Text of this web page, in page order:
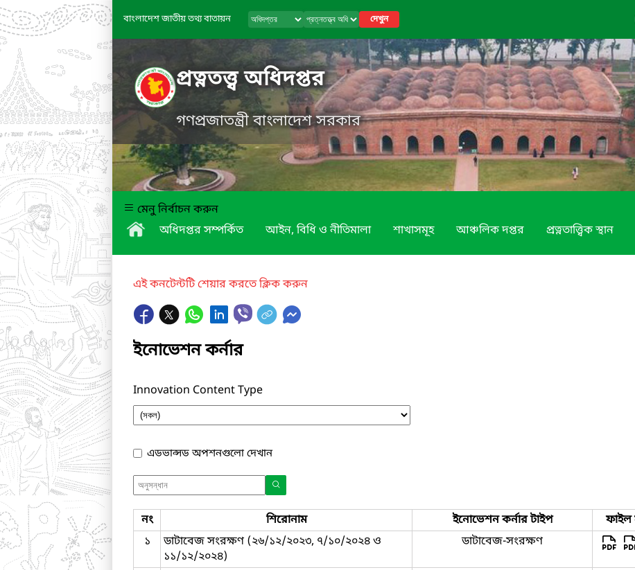
বাংলাদেশ জাতীয় তথ্য বাতায়ন দেখুন
প্রত্নতত্ত্ব অধিদপ্তর
গণপ্রজাতন্ত্রী বাংলাদেশ সরকার
মেনু নির্বাচন করুন
অধিদপ্তর সম্পর্কিত
আইন, বিধি ও নীতিমালা শাখাসমূহ আঞ্চলিক দপ্তর প্রত্নতাত্ত্বিক স্থান
এই কনটেন্টটি শেয়ার করতে ক্লিক করুন
ইনোভেশন কর্নার
Innovation Content Type
এডভান্সড অপশনগুলো দেখান
নং শিরোনাম ইনোভেশন কর্নার টাইপ ফাইল
১
ডাটাবেজ সংরক্ষণ (২৬/১২/২০২৩, ৭/১০/২০২৪ ও
১১/১২/২০২৪)
ডাটাবেজ-সংরক্ষণ